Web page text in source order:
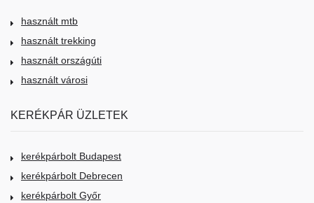
használt mtb
használt trekking
használt országúti
használt városi
KERÉKPÁR ÜZLETEK
kerékpárbolt Budapest
kerékpárbolt Debrecen
kerékpárbolt Győr